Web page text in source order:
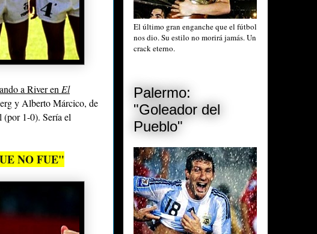
a River en El
y Alberto Márcico, de
(por 1-0). Sería el
NO FUE"
El último gran enganche que el fútbol
nos dio. Su estilo no morirá jamás. Un
crack eterno.
Palermo:
"Goleador del
Pueblo"